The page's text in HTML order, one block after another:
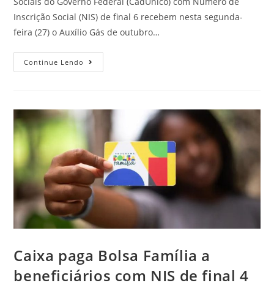
Inscrição Social (NIS) de final 6 recebem nesta segunda-
feira (27) o Auxílio Gás de outubro…
Continue Lendo
Caixa paga Bolsa Família a
beneficiários com NIS de final 4